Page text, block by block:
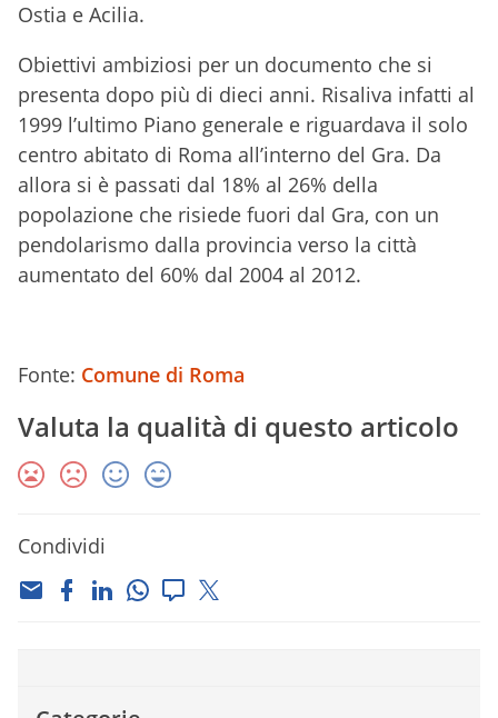
Ostia e Acilia.
Obiettivi ambiziosi per un documento che si
presenta dopo più di dieci anni. Risaliva infatti al
1999 l’ultimo Piano generale e riguardava il solo
centro abitato di Roma all’interno del Gra. Da
allora si è passati dal 18% al 26% della
popolazione che risiede fuori dal Gra, con un
pendolarismo dalla provincia verso la città
aumentato del 60% dal 2004 al 2012.
Fonte: Comune di Roma
Valuta la qualità di questo articolo
Condividi